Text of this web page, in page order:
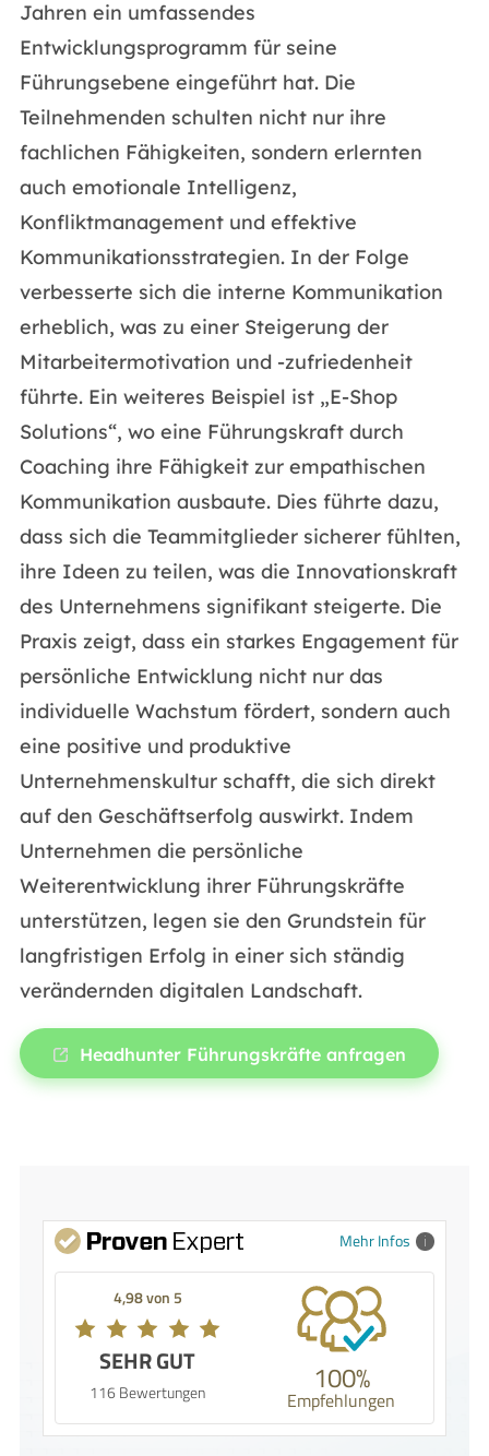
Jahren ein umfassendes
Entwicklungsprogramm für seine
Führungsebene eingeführt hat. Die
Teilnehmenden schulten nicht nur ihre
fachlichen Fähigkeiten, sondern erlernten
auch emotionale Intelligenz,
Konfliktmanagement und effektive
Kommunikationsstrategien. In der Folge
verbesserte sich die interne Kommunikation
erheblich, was zu einer Steigerung der
Mitarbeitermotivation und -zufriedenheit
führte. Ein weiteres Beispiel ist „E-Shop
Solutions“, wo eine Führungskraft durch
Coaching ihre Fähigkeit zur empathischen
Kommunikation ausbaute. Dies führte dazu,
dass sich die Teammitglieder sicherer fühlten,
ihre Ideen zu teilen, was die Innovationskraft
des Unternehmens signifikant steigerte. Die
Praxis zeigt, dass ein starkes Engagement für
persönliche Entwicklung nicht nur das
individuelle Wachstum fördert, sondern auch
eine positive und produktive
Unternehmenskultur schafft, die sich direkt
auf den Geschäftserfolg auswirkt. Indem
Unternehmen die persönliche
Weiterentwicklung ihrer Führungskräfte
unterstützen, legen sie den Grundstein für
langfristigen Erfolg in einer sich ständig
verändernden digitalen Landschaft.
Headhunter Führungskräfte anfragen
Mehr Infos
4,98 von 5
SEHR GUT
116 Bewertungen 100%
Empfehlungen